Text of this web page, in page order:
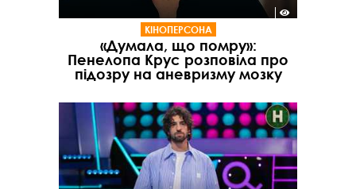
КІНОПЕРСОНА
«Думала, що помру»:
Пенелопа Крус розповіла про
підозру на аневризму мозку